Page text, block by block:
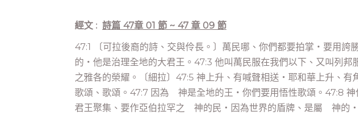
經文 : 詩篇 47章 01 節 ~ 47 章 09 節
47:1 〔可拉後裔的詩、交與伶長。〕萬民哪、你們都要拍掌‧要用
的‧他是治理全地的大君王。47:3 他叫萬民服在我們以下、又叫列
之雅各的榮耀。〔細拉〕47:5 神上升、有喊聲相送‧耶和華上升、
歌頌、歌頌。47:7 因為 神是全地的王‧你們要用悟性歌頌。47:8
君王聚集、要作亞伯拉罕之 神的民‧因為世界的盾牌、是屬 神的‧